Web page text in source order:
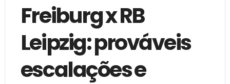
Freiburg x RB
Leipzig: prováveis
escalações e